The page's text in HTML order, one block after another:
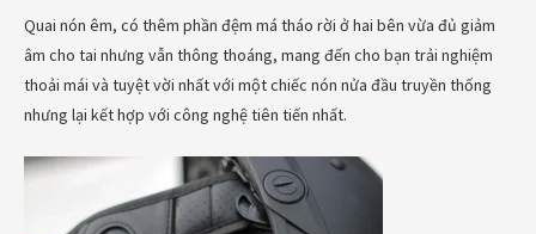
Quai nón êm, có thêm phần đệm má tháo rời ở hai bên vừa đủ giảm
âm cho tai nhưng vẫn thông thoáng, mang đến cho bạn trải nghiệm
thoải mái và tuyệt vời nhất với một chiếc nón nửa đầu truyền thống
nhưng lại kết hợp với công nghệ tiên tiến nhất.